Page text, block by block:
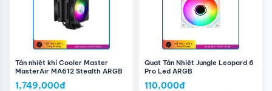
đến hiệu suất vượt trội. Với kích thước tiết kiệm nhưng
hiệu quả, tản nhiệt nước Thermalright này cung cấp khả
năng làm mát mạnh mẽ cho CPU của bạn. Với tốc độ
quạt lên đến 1500 RPM và lưu lượng không khí đạt 66.17
cả trong những tình huống khó khăn nhất.
Tản nhiệt khí Cooler Master
MasterAir MA612 Stealth ARGB
1,749,000đ
Quạt Tản Nhiệt Jungle Leopard 6
Pro Led ARGB
110,000đ